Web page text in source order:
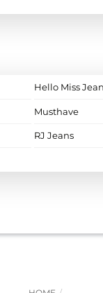
Hello Miss
Musthave
RJ Jeans